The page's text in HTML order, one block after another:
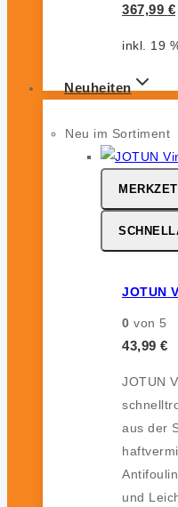
367,99 €
inkl. 19
Neuheiten
Neu im Sortiment
JOTUN
0 von 5
43,99 €
JOTUN
aus der
und